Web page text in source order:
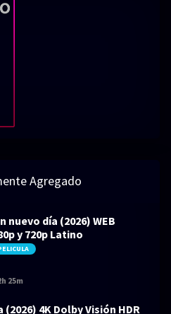
Agregado
nuevo día (2026) WEB
y 720p Latino
25m
4K Dolby Visión HDR